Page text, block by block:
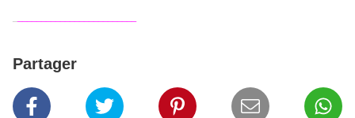
Partager